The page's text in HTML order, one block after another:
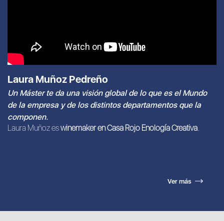
Laura Muñoz Pedreño
Un Máster te da una visión global de lo que es el Mundo
de la empresa y de los distintos departamentos que la
componen.
Laura Muñoz eswinemaker en Casa Rojo Enología Creativa.
Ver más